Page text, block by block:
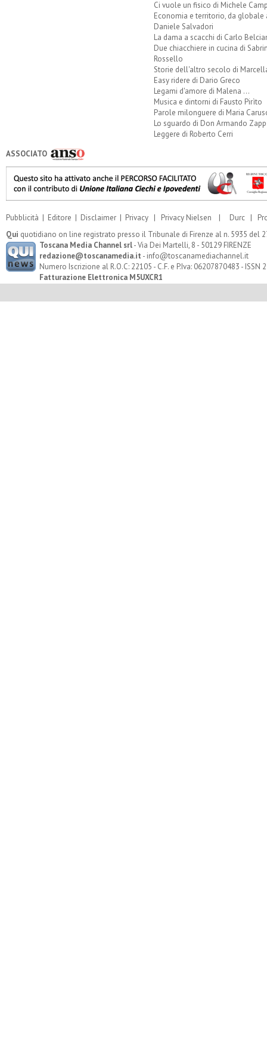
Ci vuole un fisico di Michele
Economia e territorio, da globale
Daniele Salvadori
La dama a scacchi di Carlo
Due chiacchiere in cucina di
Rossello
Storie dell'altro secolo di
Easy ridere di Dario Greco
Legami d'amore di Malena ...
Musica e dintorni di Fausto Pirìto
Parole milonguere di Maria
Lo sguardo di Don Armando
Leggere di Roberto Cerri
ASSOCIATO
Pubblicità | Editore | Disclaimer | Privacy | Privacy Nielsen | Durc |
Qui quotidiano on line registrato presso il Tribunale di Firenze al n. 5935 del
Toscana Media Channel srl- Via Dei Martelli, 8 - 50129 FIRENZE
redazione@toscanamedia.it - info@toscanamediachannel.it
Numero Iscrizione al R.O.C: 22105 - C.F. e P.Iva: 06207870483 - ISSN
Fatturazione Elettronica M5UXCR1